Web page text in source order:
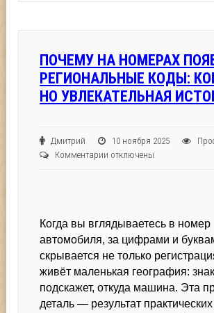
ПОЧЕМУ НА НОМЕРАХ
РЕГИОНАЛЬНЫЕ КОДЫ:
НО УВЛЕКАТЕЛЬНАЯ
Дмитрий 10 ноября 2025
Комментарии к
появились
региональные
коды:
увлекательная
история
отключены
Когда вы вглядываетесь в номер
автомобиля, за цифрами и
скрывается не только
живёт маленькая география:
подскажет, откуда машина. Эта
деталь — результат